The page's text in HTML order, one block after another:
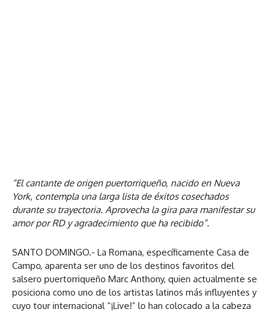
“El cantante de origen puertorriqueño, nacido en Nueva
York, contempla una larga lista de éxitos cosechados
durante su trayectoria. Aprovecha la gira para manifestar su
amor por RD y agradecimiento que ha recibido”.
SANTO DOMINGO.- La Romana, específicamente Casa de
Campo, aparenta ser uno de los destinos favoritos del
salsero puertorriqueño Marc Anthony, quien actualmente se
posiciona como uno de los artistas latinos más influyentes y
cuyo tour internacional “¡Live!” lo han colocado a la cabeza